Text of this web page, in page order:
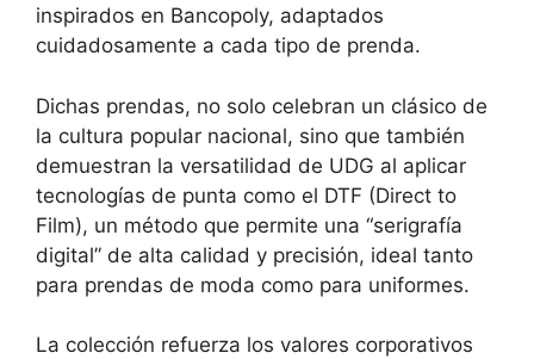
inspirados en Bancopoly, adaptados
cuidadosamente a cada tipo de prenda.
Dichas prendas, no solo celebran un clásico de
la cultura popular nacional, sino que también
demuestran la versatilidad de UDG al aplicar
tecnologías de punta como el DTF (Direct to
Film), un método que permite una “serigrafía
digital” de alta calidad y precisión, ideal tanto
para prendas de moda como para uniformes.
La colección refuerza los valores corporativos